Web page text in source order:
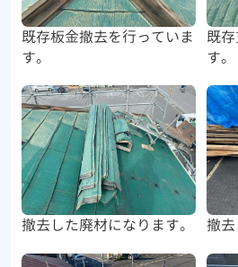
既存板金撤去を行っていま
す。
既
す。
撤去した廃材になります。 撤去